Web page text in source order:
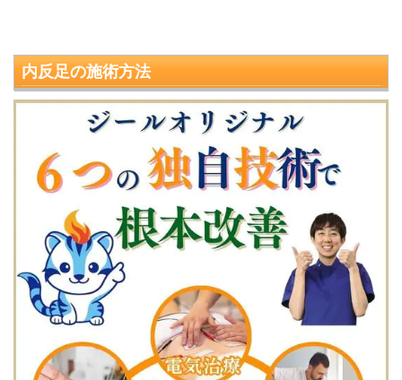
内反足の施術方法